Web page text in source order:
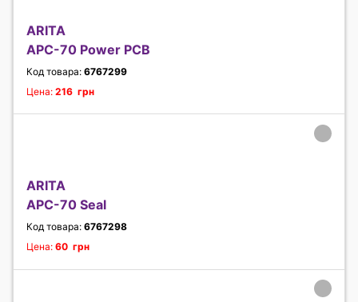
ARITA
APC-70 Power PCB
Код товара: 6767299
Цена: 216 грн
ARITA
APC-70 Seal
Код товара: 6767298
Цена: 60 грн